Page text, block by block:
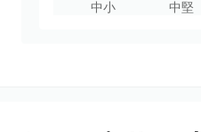
中小 中堅